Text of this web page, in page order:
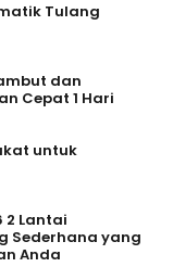
Tulang
dan
Cepat 1 Hari
untuk
2 Lantai
Sederhana yang
Anda